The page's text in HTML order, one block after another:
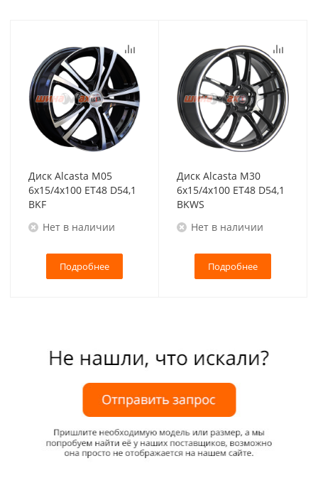
Диск Alcasta M05
6x15/4x100 ET48 D54,1
BKF
Нет в наличии
Подробнее
Диск Alcasta M30
6x15/4x100 ET48 D54,1
BKWS
Нет в наличии
Подробнее